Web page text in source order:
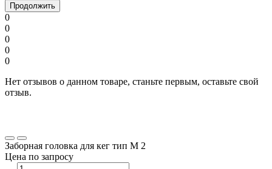
Продолжить
0
0
0
0
0
Нет отзывов о данном товаре, станьте первым, оставьте свой
отзыв.
Заборная головка для кег тип M 2
Цена по запросу